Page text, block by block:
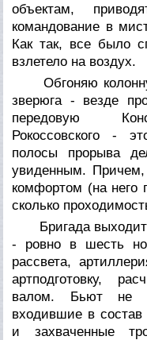
объектам,
командование в
Как так, все было
взлетело на воздух.
Обгоняю
зверюга - везде
передовую
Рокоссовского -
полосы прорыва
увиденным.
комфортом (на него
сколько
Бригада
- ровно в шесть
рассвета,
артподготовку,
валом. Бьют не
входившие в
и захваченные